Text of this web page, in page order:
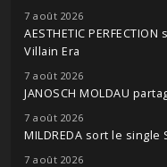
7 août 2026
AESTHETIC
Villain Era
7 août 2026
JANOSCH MOLDAU
7 août 2026
MILDREDA sort le single
7 août 2026